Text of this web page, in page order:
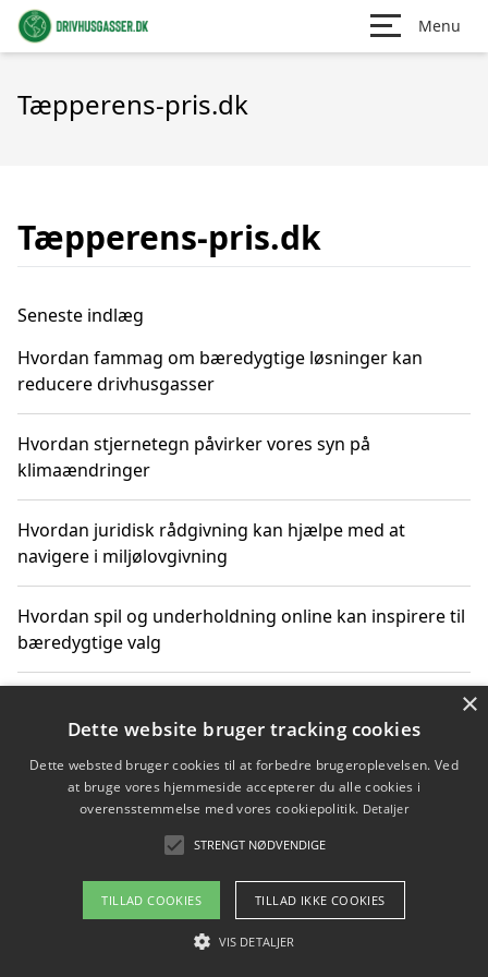
Menu
Tæpperens-pris.dk
Tæpperens-pris.dk
Seneste indlæg
Hvordan fammag om bæredygtige løsninger kan
reducere drivhusgasser
Hvordan stjernetegn påvirker vores syn på
klimaændringer
Hvordan juridisk rådgivning kan hjælpe med at
navigere i miljølovgivning
Hvordan spil og underholdning online kan inspirere til
bæredygtige valg
transport og nedbringe CO2-udledning
Copyright 2026 - Pilanto Aps
Om / kontakt
×
Dette website bruger tracking cookies
Dette websted bruger cookies til at forbedre brugeroplevelsen. Ved
at bruge vores hjemmeside accepterer du alle cookies i
overensstemmelse med vores cookiepolitik. Detaljer
STRENGT NØDVENDIGE
TILLAD COOKIES TILLAD IKKE COOKIES
VIS DETALJER